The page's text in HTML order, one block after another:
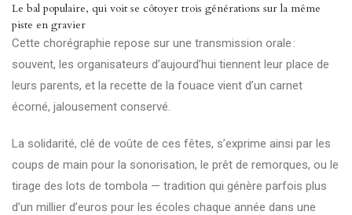
Le bal populaire, qui voit se côtoyer trois générations sur la même
piste en gravier
Cette chorégraphie repose sur une transmission orale :
souvent, les organisateurs d’aujourd’hui tiennent leur place de
leurs parents, et la recette de la fouace vient d’un carnet
écorné, jalousement conservé.
La solidarité, clé de voûte de ces fêtes, s’exprime ainsi par les
coups de main pour la sonorisation, le prêt de remorques, ou le
tirage des lots de tombola — tradition qui génère parfois plus
d’un millier d’euros pour les écoles chaque année dans une